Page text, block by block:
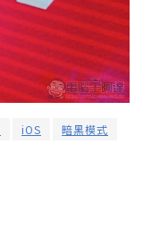
iOS 暗黑模式